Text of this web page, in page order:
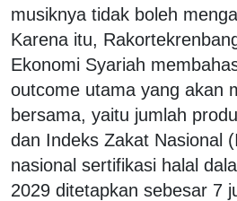
musiknya tidak boleh
Karena itu,
Ekonomi Syariah
outcome utama yang akan
bersama, yaitu jumlah
dan Indeks Zakat Nasional
nasional sertifikasi halal
2029 ditetapkan sebesar 7